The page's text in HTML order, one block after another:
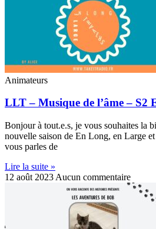
Animateurs
LLT – Musique de l’âme – S2
Bonjour à tout.e.s, je vous souhaites la
nouvelle saison de En Long, en Large
vous parles de
Lire la suite »
12 août 2023 Aucun commentaire